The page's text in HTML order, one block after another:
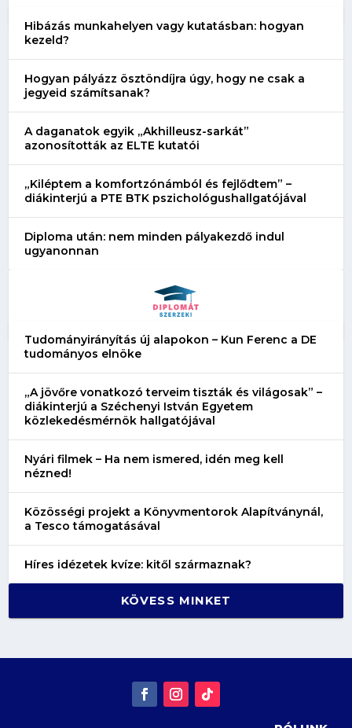
Hibázás munkahelyen vagy kutatásban: hogyan
kezeld?
Hogyan pályázz ösztöndíjra úgy, hogy ne csak a
jegyeid számítsanak?
A daganatok egyik „Akhilleusz-sarkát”
azonosították az ELTE kutatói
„Kiléptem a komfortzónámból és fejlődtem” –
diákinterjú a PTE BTK pszichológushallgatójával
Diploma után: nem minden pályakezdő indul
ugyanonnan
Tudományirányítás új alapokon – Kun Ferenc a DE
tudományos elnöke
„A jövőre vonatkozó terveim tiszták és világosak” –
diákinterjú a Széchenyi István Egyetem
közlekedésmérnök hallgatójával
Nyári filmek – Ha nem ismered, idén meg kell
nézned!
Közösségi projekt a Könyvmentorok Alapítványnál,
a Tesco támogatásával
Híres idézetek kvíze: kitől származnak?
KÖVESS MINKET